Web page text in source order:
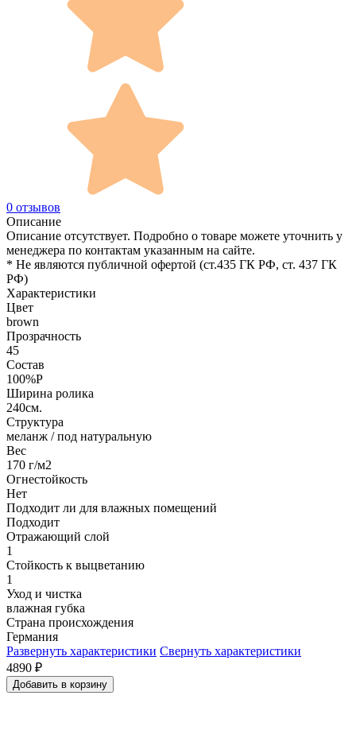
0 отзывов
Описание
Описание отсутствует. Подробно о товаре можете уточнить у
менеджера по контактам указанным на сайте.
* Не являются публичной офертой (ст.435 ГК РФ, cт. 437 ГК
РФ)
Характеристики
Цвет
brown
Прозрачность
45
Состав
100%P
Ширина ролика
240см.
Структура
меланж / под натуральную
Вес
170 г/м2
Огнестойкость
Нет
Подходит ли для влажных помещений
Подходит
Отражающий слой
1
Стойкость к выцветанию
1
Уход и чистка
влажная губка
Страна происхождения
Германия
Развернуть характеристики Свернуть характеристики
4890 ₽
Добавить в корзину